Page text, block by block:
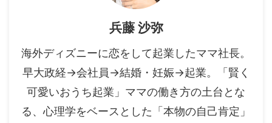
兵藤 沙弥
海外ディズニーに恋をして起業したママ社長。
早大政経→会社員→結婚・妊娠→起業。「賢く
可愛いおうち起業」ママの働き方の土台とな
る、心理学をベースとした「本物の自己肯定」